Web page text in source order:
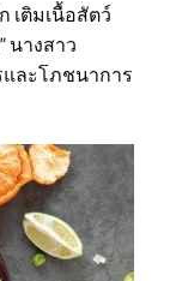
เติมเนื้อสัตว์
นางสาว
ละโภชนาการ